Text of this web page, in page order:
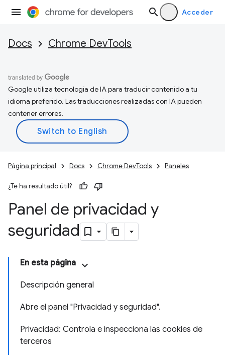
Acceder
Docs Chrome DevTools
Google utiliza tecnología de IA para traducir contenido a tu
idioma preferido. Las traducciones realizadas con IA pueden
contener errores.
Página principal Docs Chrome DevTools Paneles
¿Te ha resultado útil?
Panel de privacidad y
seguridad
En esta página
Descripción general
Abre el panel "Privacidad y seguridad".
Privacidad: Controla e inspecciona las cookies de
terceros